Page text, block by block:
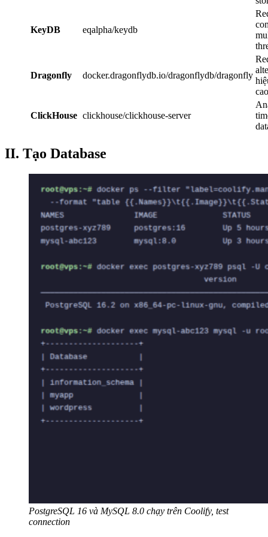
KeyDB eqalpha/keydb
Dragonfly docker.dragonflydb.io/dragonflydb/dragonfly
cao
ClickHouse clickhouse/clickhouse-server
II. Tạo Database
PostgreSQL 16 và MySQL 8.0 chạy trên Coolify, test
connection